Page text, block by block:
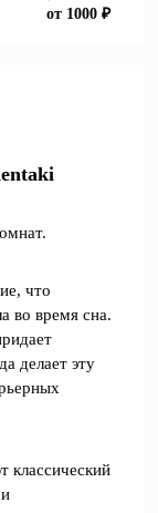
от 1000 ₽
что
во время сна.
делает эту
классический